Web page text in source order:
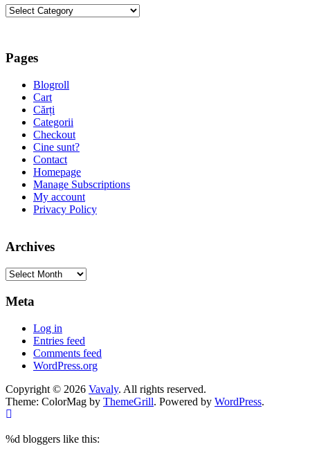
Categorii
Pages
Blogroll
Cart
Cărți
Categorii
Checkout
Cine sunt?
Contact
Homepage
Manage Subscriptions
My account
Privacy Policy
Archives
Archives
Meta
Log in
Entries feed
Comments feed
WordPress.org
Copyright © 2026 Vavaly. All rights reserved.
Theme: ColorMag by ThemeGrill. Powered by WordPress.
%d bloggers like this: